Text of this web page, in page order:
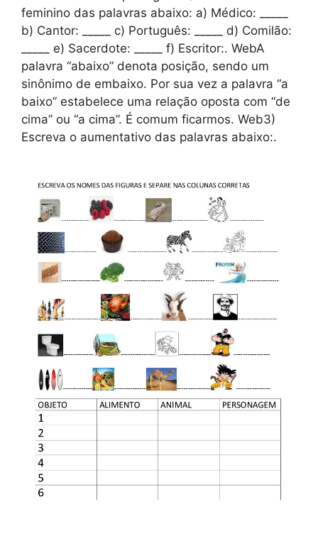
feminino das palavras abaixo: a) Médico: _____
b) Cantor: _____ c) Português: _____ d) Comilão:
_____ e) Sacerdote: _____ f) Escritor:. WebA
palavra “abaixo” denota posição, sendo um
sinônimo de embaixo. Por sua vez a palavra “a
baixo” estabelece uma relação oposta com “de
cima” ou “a cima”. É comum ficarmos. Web3)
Escreva o aumentativo das palavras abaixo:.